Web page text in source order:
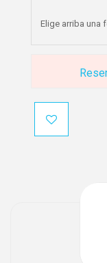
Elige arriba una